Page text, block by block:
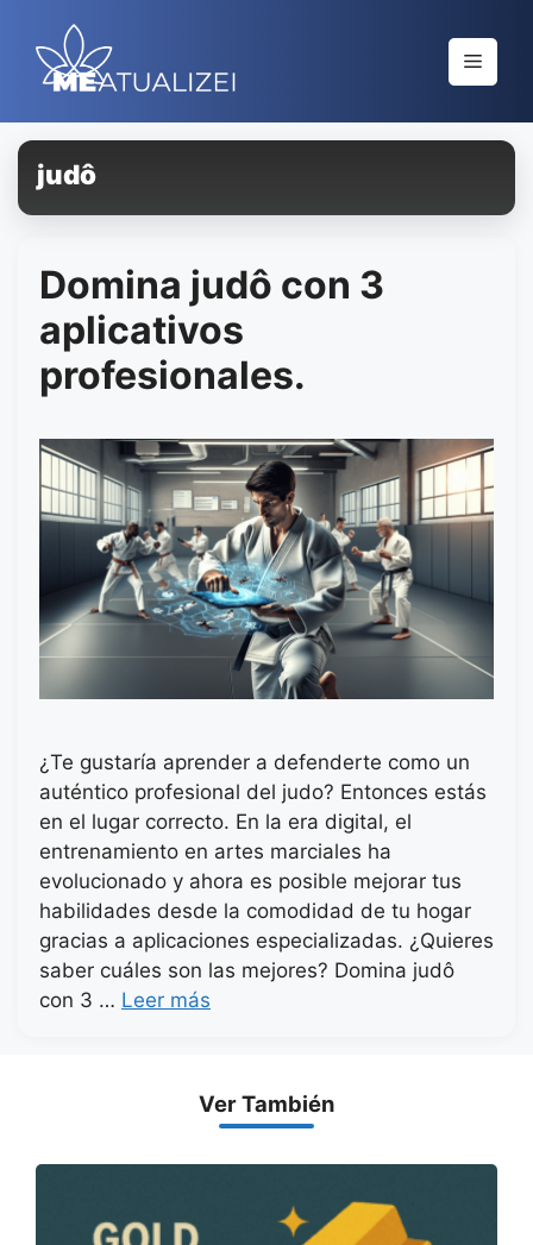
contenido
Menú
judô
Domina judô con 3
aplicativos
profesionales.
¿Te gustaría aprender a defenderte como un
auténtico profesional del judo? Entonces estás
en el lugar correcto. En la era digital, el
entrenamiento en artes marciales ha
evolucionado y ahora es posible mejorar tus
habilidades desde la comodidad de tu hogar
gracias a aplicaciones especializadas. ¿Quieres
saber cuáles son las mejores? Domina judô
con 3 … Leer más
Ver También